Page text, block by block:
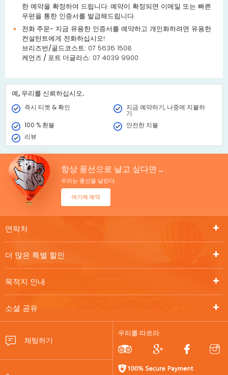
한 예약을 확정하여 드립니다. 예약이 확정되면 이메일 또는 빠른
우편을 통한 인증서를 발급해드립니다.
전화 주문- 지금 유용한 인증서를 예약하고 개인화하려면 유용한
컨설턴트에게 전화하십시오!
브리즈번/골드코스트: 07 5636 1508
케언즈 / 포트 더글라스: 07 4039 9900
예, 우리를 신뢰하십시오.
즉시 티켓 & 확인 지금 예약하기, 나중에 지불하
기
100 % 환불
안전한 지불
리뷰
항상 풍선으로 날고 싶다면 ..
우리는 풍선을 날린다.
여기에 예약
더 많은 특별 할인
목적지 안내
소셜 공유
연락처
우리를 따르라.